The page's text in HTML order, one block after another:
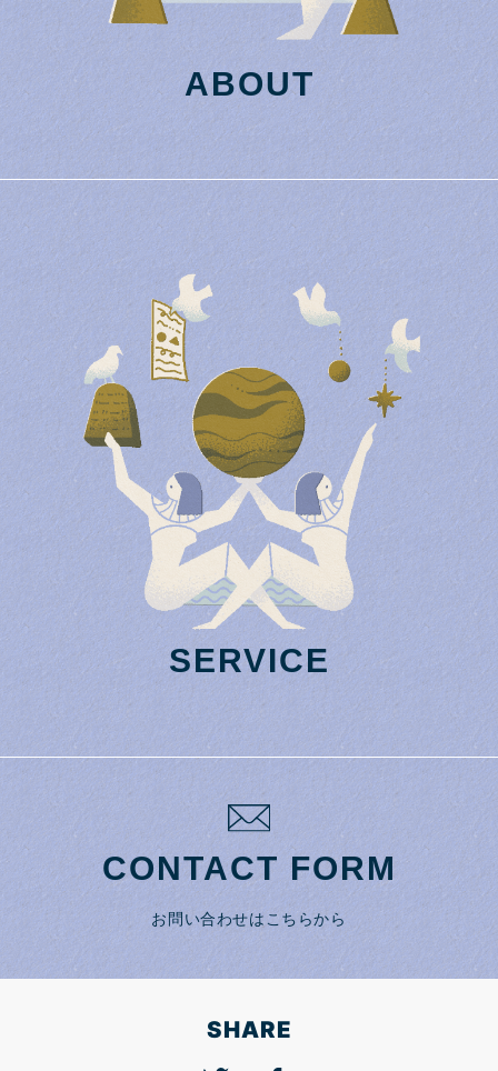
ABOUT
SERVICE
CONTACT FORM
お問い合わせはこちらから
SHARE